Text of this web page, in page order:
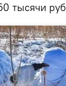
тысячи